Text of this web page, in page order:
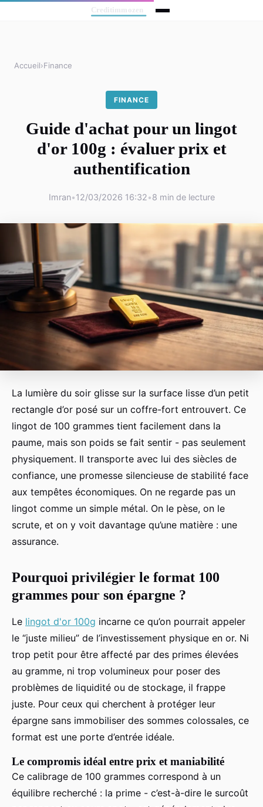
Accueil›Finance
FINANCE
Guide d'achat pour un lingot
d'or 100g : évaluer prix et
authentification
Imran•12/03/2026 16:32•8 min de lecture
La lumière du soir glisse sur la surface lisse d’un petit
rectangle d’or posé sur un coffre-fort entrouvert. Ce
lingot de 100 grammes tient facilement dans la
paume, mais son poids se fait sentir - pas seulement
physiquement. Il transporte avec lui des siècles de
confiance, une promesse silencieuse de stabilité face
aux tempêtes économiques. On ne regarde pas un
lingot comme un simple métal. On le pèse, on le
scrute, et on y voit davantage qu’une matière : une
assurance.
Pourquoi privilégier le format 100
grammes pour son épargne ?
Le lingot d'or 100g incarne ce qu’on pourrait appeler
le “juste milieu” de l’investissement physique en or. Ni
trop petit pour être affecté par des primes élevées
au gramme, ni trop volumineux pour poser des
problèmes de liquidité ou de stockage, il frappe
juste. Pour ceux qui cherchent à protéger leur
épargne sans immobiliser des sommes colossales, ce
format est une porte d’entrée idéale.
Le compromis idéal entre prix et maniabilité
Ce calibrage de 100 grammes correspond à un
équilibre recherché : la prime - c’est-à-dire le surcoût